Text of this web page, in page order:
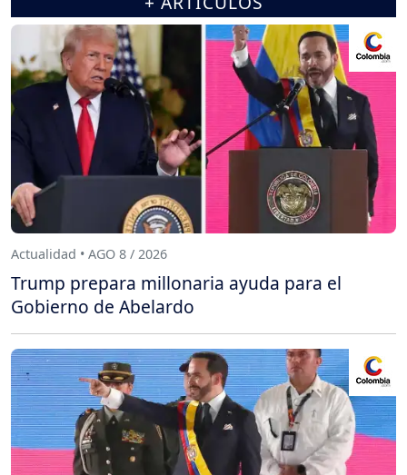
Actualidad • AGO 8 / 2026
Trump prepara millonaria ayuda para el
Gobierno de Abelardo